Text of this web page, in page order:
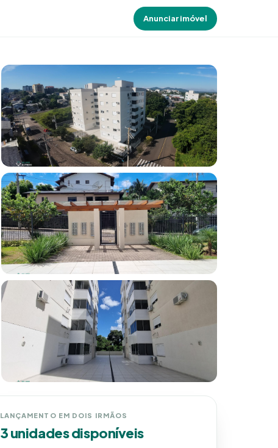
Anunciar imóvel
LANÇAMENTO EM DOIS IRMÃOS
3 unidades disponíveis